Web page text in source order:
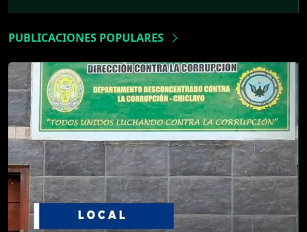
PUBLICACIONES POPULARES